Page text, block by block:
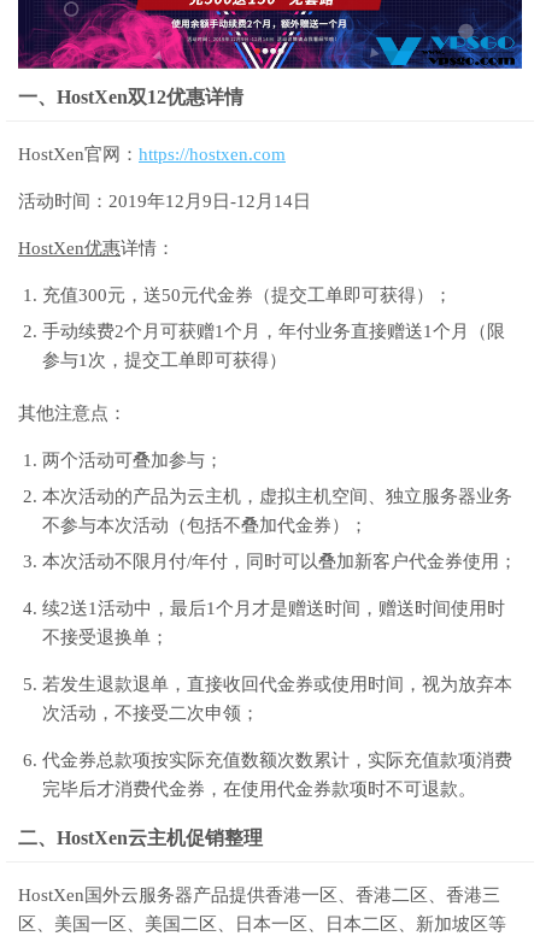
一、HostXen双12优惠详情
HostXen官网： https://hostxen.com
活动时间：2019年12月9 日-12月14日
HostXen优惠详情：
充值300元，送50元代金券（提交工单即可获得）；
手动续费2个月可获赠1个月，年付业务直接赠送1个月（限
参与1次，提交工单即可获得）
其他注意点：
两个活动可叠加参与；
本次活动的产品为云主机，虚拟主机空间、独立服务器业务
不参与本次活动（包括不叠加代金券）；
本次活动不限月付/年付，同时可以叠加新客户代金券使用；
续2送1活动中，最后1个月才是赠送时间，赠送时间使用时
不接受退换单；
若发生退款退单，直接收回代金券或使用时间，视为放弃本
次活动，不接受二次申领；
代金券总款项按实际充值数额次数累计，实际充值款项消费
完毕后才消费代金券，在使用代金券款项时不可退款。
二、HostXen云主机促销整理
HostXen国外云服务器产品提供香港一区、香港二区、香港三
区、美国一区、美国二区、日本一区、日本二区、新加坡区等